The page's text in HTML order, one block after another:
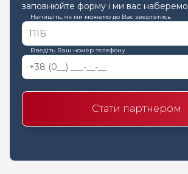
заповнюйте форму і ми вас наберемо
Напишіть, як ми можемо до Вас звертатись
Введіть Ваш номер телефону
Стати партнером